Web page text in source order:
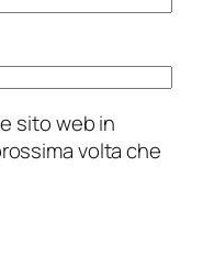
sito web in
volta che